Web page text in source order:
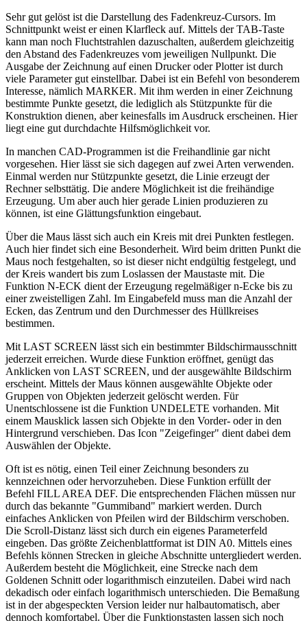
Sehr gut gelöst ist die Darstellung des Fadenkreuz-Cursors. Im
Schnittpunkt weist er einen Klarfleck auf. Mittels der TAB-Taste
kann man noch Fluchtstrahlen dazuschalten, außerdem gleichzeitig
den Abstand des Fadenkreuzes vom jeweiligen Nullpunkt. Die
Ausgabe der Zeichnung auf einen Drucker oder Plotter ist durch
viele Parameter gut einstellbar. Dabei ist ein Befehl von besonderem
Interesse, nämlich MARKER. Mit ihm werden in einer Zeichnung
bestimmte Punkte gesetzt, die lediglich als Stützpunkte für die
Konstruktion dienen, aber keinesfalls im Ausdruck erscheinen. Hier
liegt eine gut durchdachte Hilfsmöglichkeit vor.
In manchen CAD-Programmen ist die Freihandlinie gar nicht
vorgesehen. Hier lässt sie sich dagegen auf zwei Arten verwenden.
Einmal werden nur Stützpunkte gesetzt, die Linie erzeugt der
Rechner selbsttätig. Die andere Möglichkeit ist die freihändige
Erzeugung. Um aber auch hier gerade Linien produzieren zu
können, ist eine Glättungsfunktion eingebaut.
Über die Maus lässt sich auch ein Kreis mit drei Punkten festlegen.
Auch hier findet sich eine Besonderheit. Wird beim dritten Punkt die
Maus noch festgehalten, so ist dieser nicht endgültig festgelegt, und
der Kreis wandert bis zum Loslassen der Maustaste mit. Die
Funktion N-ECK dient der Erzeugung regelmäßiger n-Ecke bis zu
einer zweistelligen Zahl. Im Eingabefeld muss man die Anzahl der
Ecken, das Zentrum und den Durchmesser des Hüllkreises
bestimmen.
Mit LAST SCREEN lässt sich ein bestimmter Bildschirmausschnitt
jederzeit erreichen. Wurde diese Funktion eröffnet, genügt das
Anklicken von LAST SCREEN, und der ausgewählte Bildschirm
erscheint. Mittels der Maus können ausgewählte Objekte oder
Gruppen von Objekten jederzeit gelöscht werden. Für
Unentschlossene ist die Funktion UNDELETE vorhanden. Mit
einem Mausklick lassen sich Objekte in den Vorder- oder in den
Hintergrund verschieben. Das Icon "Zeigefinger" dient dabei dem
Auswählen der Objekte.
Oft ist es nötig, einen Teil einer Zeichnung besonders zu
kennzeichnen oder hervorzuheben. Diese Funktion erfüllt der
Befehl FILL AREA DEF. Die entsprechenden Flächen müssen nur
durch das bekannte "Gummiband" markiert werden. Durch
einfaches Anklicken von Pfeilen wird der Bildschirm verschoben.
Die Scroll-Distanz lässt sich durch ein eigenes Parameterfeld
eingeben. Das größte Zeichenblattformat ist DIN A0. Mittels eines
Befehls können Strecken in gleiche Abschnitte untergliedert werden.
Außerdem besteht die Möglichkeit, eine Strecke nach dem
Goldenen Schnitt oder logarithmisch einzuteilen. Dabei wird nach
dekadisch oder einfach logarithmisch unterschieden. Die Bemaßung
ist in der abgespeckten Version leider nur halbautomatisch, aber
dennoch komfortabel. Über die Funktionstasten lassen sich noch